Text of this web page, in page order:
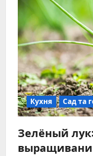
Кухня Сад та
Зелёный